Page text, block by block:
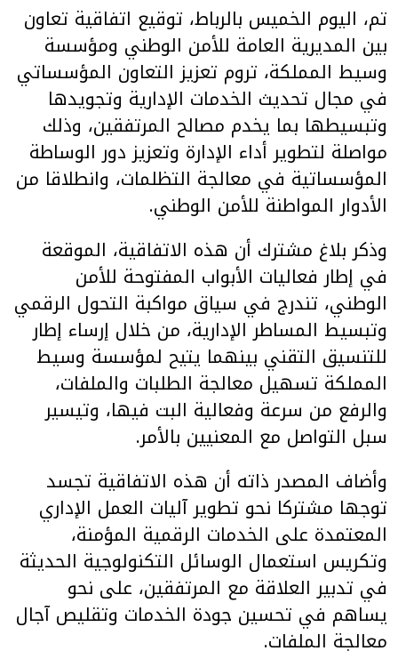
تم، اليوم الخميس بالرباط، توقيع اتفاقية تعاون
بين المديرية العامة للأمن الوطني ومؤسسة
وسيط المملكة، تروم تعزيز التعاون المؤسساتي
في مجال تحديث الخدمات الإدارية وتجويدها
وتبسيطها بما يخدم مصالح المرتفقين، وذلك
مواصلة لتطوير أداء الإدارة وتعزيز دور الوساطة
المؤسساتية في معالجة التظلمات، وانطلاقا من
الأدوار المواطنة للأمن الوطني.
وذكر بلاغ مشترك أن هذه الاتفاقية، الموقعة
في إطار فعاليات الأبواب المفتوحة للأمن
الوطني، تندرج في سياق مواكبة التحول الرقمي
وتبسيط المساطر الإدارية، من خلال إرساء إطار
للتنسيق التقني بينهما يتيح لمؤسسة وسيط
المملكة تسهيل معالجة الطلبات والملفات،
والرفع من سرعة وفعالية البت فيها، وتيسير
سبل التواصل مع المعنيين بالأمر.
وأضاف المصدر ذاته أن هذه الاتفاقية تجسد
توجها مشتركا نحو تطوير آليات العمل الإداري
المعتمدة على الخدمات الرقمية المؤمنة،
وتكريس استعمال الوسائل التكنولوجية الحديثة
في تدبير العلاقة مع المرتفقين، على نحو
يساهم في تحسين جودة الخدمات وتقليص آجال
معالجة الملفات.